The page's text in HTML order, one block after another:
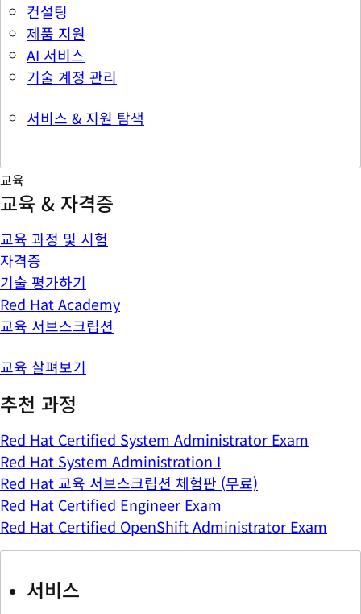
컨설팅
제품 지원
AI 서비스
기술 계정 관리
서비스 & 지원 탐색
교육
교육 & 자격증
교육 과정 및 시험
자격증
기술 평가하기
Red Hat Academy
교육 서브스크립션
교육 살펴보기
추천 과정
Red Hat Certified System Administrator Exam
Red Hat System Administration I
Red Hat 교육 서브스크립션 체험판 (무료)
Red Hat Certified Engineer Exam
Red Hat Certified OpenShift Administrator Exam
서비스